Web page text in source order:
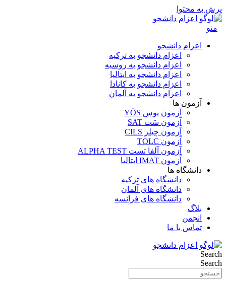
پرش به محتوا
منو
اعزام دانشجو
اعزام دانشجو به ترکیه
اعزام دانشجو به روسیه
اعزام دانشجو به ایتالیا
اعزام دانشجو به کانادا
اعزام دانشجو به آلمان
آزمون ها
آزمون یوس YÖS
آزمون سَت SAT
آزمون چیلز CILS‌
آزمون TOLC
آزمون آلفا تست ALPHA TEST
آزمون IMAT ایتالیا
دانشگاه ها
دانشگاه های ترکیه
دانشگاه های آلمان
دانشگاه های فرانسه
بلاگ
انجمن
تماس با ما
Search
Search